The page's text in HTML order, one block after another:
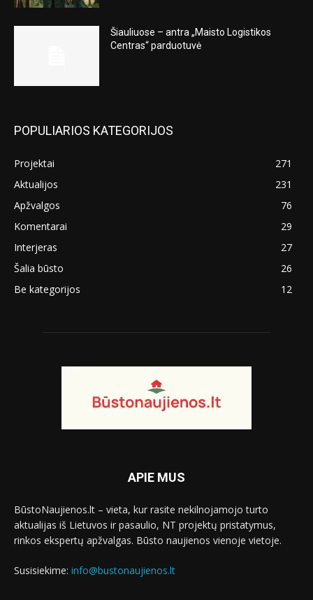
Šiauliuose – antra „Maisto Logistikos
Centras“ parduotuvė
POPULIARIOS KATEGORIJOS
Projektai
271
Aktualijos
231
Apžvalgos
76
Komentarai
29
Interjeras
27
Šalia būsto
26
Be kategorijos
12
APIE MUS
BūstoNaujienos.lt – vieta, kur rasite nekilnojamojo turto
aktualijas iš Lietuvos ir pasaulio, NT projektų pristatymus,
rinkos ekspertų apžvalgas. Būsto naujienos vienoje vietoje.
Susisiekime: info@bustonaujienos.lt